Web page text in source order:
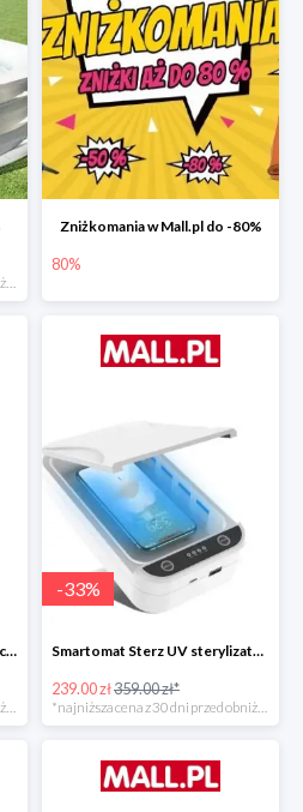
Zniżkomania w Mall.pl do -80%
80%
Smartomat SL100 bakteriobójcza lampa UV -20%
-33%
Smartomat Sterz UV sterylizator -33%
239.00 zł359.00 zł*